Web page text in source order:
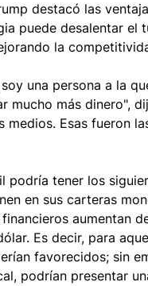
destacó las
puede desalentar el
la
soy una persona a la
mucho más dinero",
medios. Esas fueron
podría tener los
en sus carteras
aumentan
Es decir, para
favorecidos; sin
podrían presentar